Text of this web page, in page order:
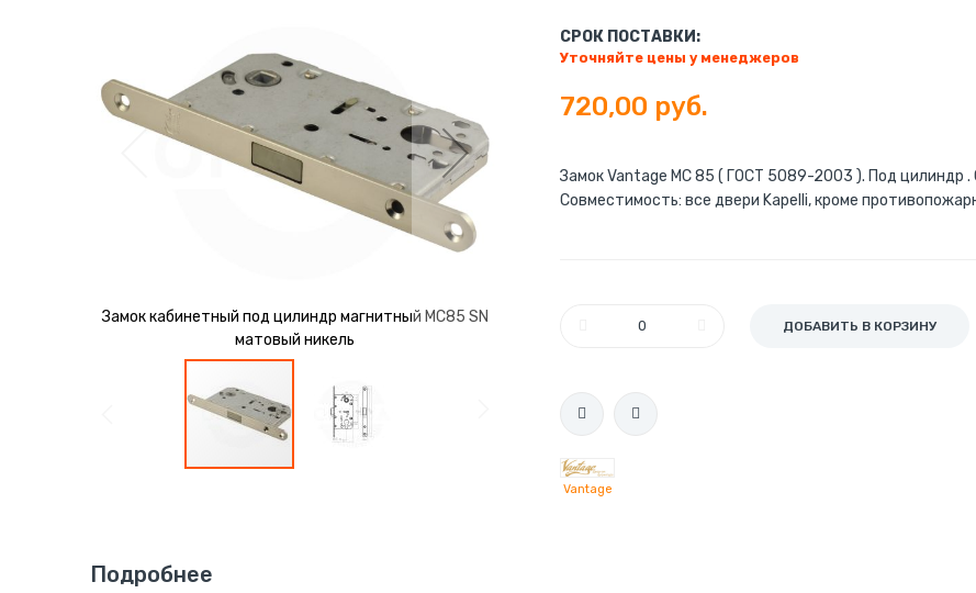
Замок кабинетный под цилиндр магнитный MС85 SN
матовый никель
Замок кабинетный под цилиндр магнитный MС85 SN
изображений
СРОК ПОСТАВКИ:
Уточняйте цены у менеджеров
720,00 руб.
Замок Vantage МС 85 ( ГОСТ 5089-2003 ). Под цилиндр
Совместимость: все двери Kapelli, кроме
ДОБАВИТЬ В КОРЗИНУ
Vantage
Подробнее